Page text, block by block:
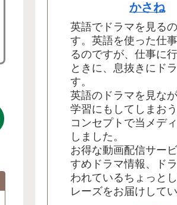
かさね
英語でドラマを見る
す。英語を使った仕
るのですが、仕事に
ときに、息抜きにド
す。
英語のドラマを見な
学習にもしてしまお
コンセプトで当メデ
しました。
お得な動画配信サー
すめドラマ情報、ド
われているちょっと
レーズをお届けしてい